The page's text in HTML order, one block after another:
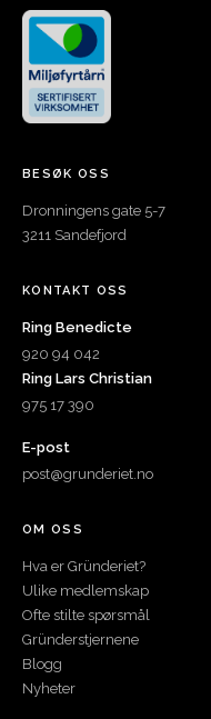
BESØK OSS
Dronningens gate 5-7
3211 Sandefjord
KONTAKT OSS
Ring Benedicte
920 94 042
Ring Lars Christian
975 17 390
E-post
post@grunderiet.no
OM OSS
Hva er Gründeriet?
Ulike medlemskap
Ofte stilte spørsmål
Gründerstjernene
Blogg
Nyheter